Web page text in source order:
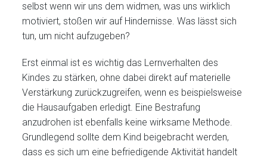
selbst wenn wir uns dem widmen, was uns wirklich
motiviert, stoßen wir auf Hindernisse. Was lässt sich
tun, um nicht aufzugeben?
Erst einmal ist es wichtig das Lernverhalten des
Kindes zu stärken, ohne dabei direkt auf materielle
Verstärkung zurückzugreifen, wenn es beispielsweise
die Hausaufgaben erledigt. Eine Bestrafung
anzudrohen ist ebenfalls keine wirksame Methode.
Grundlegend sollte dem Kind beigebracht werden,
dass es sich um eine befriedigende Aktivität handelt